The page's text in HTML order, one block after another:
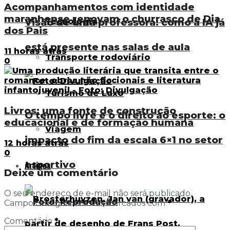
Visão de uma professora: como a IA já
está presente nas salas de aula
O tempo livre e o direito ao esporte: o
impacto do fim da escala 6×1 no setor
esportivo
Tecnologia
Transporte rodoviário
Turismo de Luxo
Viagem
Artigos
Acompanhamentos com identidade
maranhense renovam o churrasco de Dia
dos Pais
11 horas atrás
0
Livros: uma fonte de construção
educacional e de formação humana
12 horas atrás
0
Deixe um comentário
O seu endereço de e-mail não será publicado.
Campos obrigatórios são marcados com*
Comentário *